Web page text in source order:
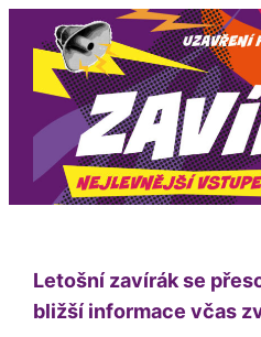
Přeskočit
obsah
Letošní zavírák se
bližší informace včas